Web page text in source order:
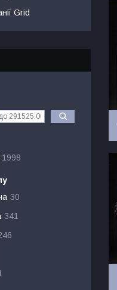
Grid
1998
30
341